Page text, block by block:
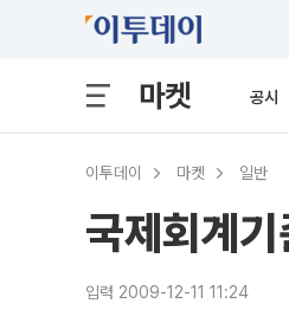
마켓 공시
이투데이 마켓 일반
국제회계
입력 2009-12-11 11:24